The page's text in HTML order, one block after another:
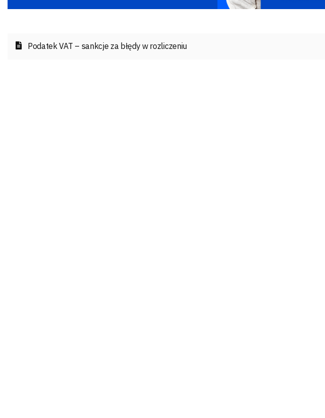
Podatek VAT – sankcje za błędy w rozliczeniu